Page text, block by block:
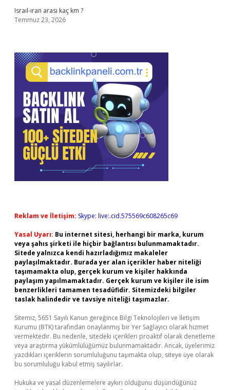
Israıl-ıran arası kaç km ?
Temmuz 23, 2026
Reklam ve İletişim: Skype: live:.cid.575569c608265c69
Yasal Uyarı: Bu internet sitesi, herhangi bir marka, kurum
veya şahıs şirketi ile hiçbir bağlantısı bulunmamaktadır.
Sitede yalnızca kendi hazırladığımız makaleler
paylaşılmaktadır. Burada yer alan içerikler haber niteliği
taşımamakta olup, gerçek kurum ve kişiler hakkında
paylaşım yapılmamaktadır. Gerçek kurum ve kişiler ile isim
benzerlikleri tamamen tesadüfidir. Sitemizdeki bilgiler
taslak halindedir ve tavsiye niteliği taşımazlar.
Sitemiz, 5651 Sayılı Kanun gereğince Bilgi Teknolojileri ve İletişim
Kurumu (BTK) tarafından onaylanmış bir Yer Sağlayıcı olarak hizmet
vermektedir. Bu nedenle, sitedeki içerikleri proaktif olarak denetleme
veya araştırma yükümlülüğümüz bulunmamaktadır. Ancak, üyelerimiz
yazdıkları içeriklerin sorumluluğunu taşımakta olup, siteye üye olarak
bu sorumluluğu kabul etmiş sayılırlar.
Hukuka ve yasal düzenlemelere aykırı olduğunu düşündüğünüz